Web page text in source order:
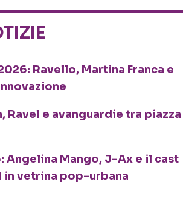
Ravello, Martina Franca e
Ravel e avanguardie tra piazza
Angelina Mango, J-Ax e il cast
vetrina pop-urbana